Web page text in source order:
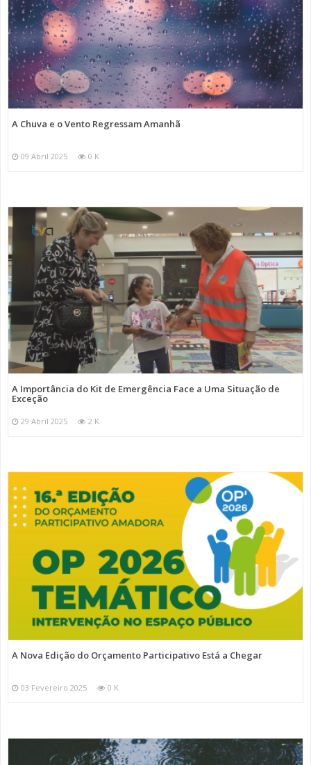
A Chuva e o Vento Regressam Amanhã
09 Abril 2025 0 K
A Importância do Kit de Emergência Face a Uma Situação de
Exceção
29 Abril 2025 2 K
A Nova Edição do Orçamento Participativo Está a Chegar
03 Fevereiro 2025 0 K